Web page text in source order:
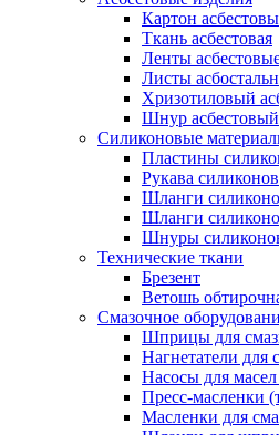
Картон
Ткань асбестовая
Ленты
Листы
Хризотиловый
Шнур асбестовый
Силиконовые
Пластины
Рукава
Шланги
Шланги
Шнуры
Технические ткани
Брезент
Ветошь
Смазочное
Шприцы для
Нагнетатели для
Насосы для
Пресс-масленки
Масленки для